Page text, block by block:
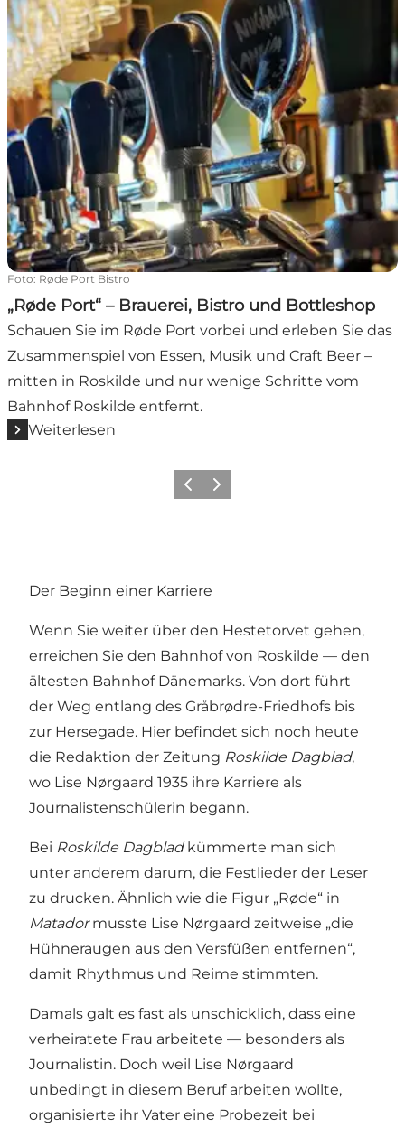
Foto: Røde Port Bistro
„Røde Port“ – Brauerei, Bistro und Bottleshop
Schauen Sie im Røde Port vorbei und erleben Sie das
Zusammenspiel von Essen, Musik und Craft Beer –
mitten in Roskilde und nur wenige Schritte vom
Bahnhof Roskilde entfernt.
Weiterlesen
Vorherige Folie
Nächste Folie
Der Beginn einer Karriere
Wenn Sie weiter über den Hestetorvet gehen,
erreichen Sie den Bahnhof von Roskilde — den
ältesten Bahnhof Dänemarks. Von dort führt
der Weg entlang des Gråbrødre-Friedhofs bis
zur Hersegade. Hier befindet sich noch heute
die Redaktion der Zeitung Roskilde Dagblad,
wo Lise Nørgaard 1935 ihre Karriere als
Journalistenschülerin begann.
Bei Roskilde Dagbladkümmerte man sich
unter anderem darum, die Festlieder der Leser
zu drucken. Ähnlich wie die Figur „Røde“ in
Matadormusste Lise Nørgaard zeitweise „die
Hühneraugen aus den Versfüßen entfernen“,
damit Rhythmus und Reime stimmten.
Damals galt es fast als unschicklich, dass eine
verheiratete Frau arbeitete — besonders als
Journalistin. Doch weil Lise Nørgaard
unbedingt in diesem Beruf arbeiten wollte,
organisierte ihr Vater eine Probezeit bei